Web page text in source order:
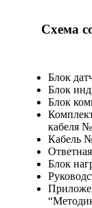
Схема
Блок
Блок
Блок
кабеля
Кабель
Блок